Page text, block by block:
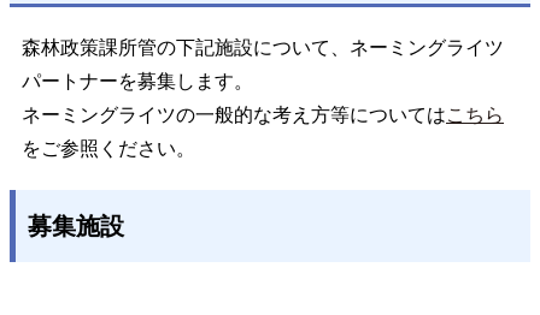
森林政策課所管の下記施設について、ネーミングライツ
パートナーを募集します。
ネーミングライツの一般的な考え方等についてはこちら
をご参照ください。
募集施設